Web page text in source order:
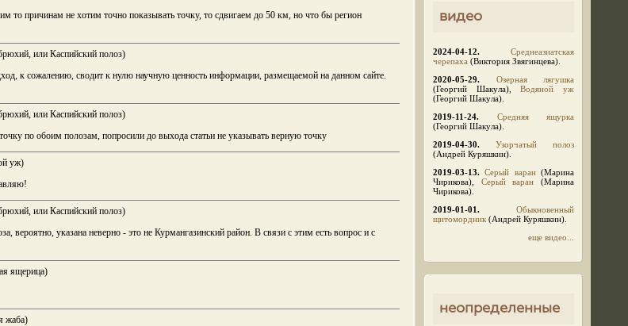
то причинам не хотим точно показывать точку, то сдвигаем до 50 км, но что бы регион
или Каспийский полоз)
к сожалению, сводит к нулю научную ценность информации, размещаемой на данном сайте.
или Каспийский полоз)
по обоим полозам, попросили до выхода статьи не указывать верную точку
уж)
или Каспийский полоз)
вероятно, указана неверно - это не Курмангазинский район. В связи с этим есть вопрос и с
ящерица)
жаба)
видео
2024-04-12.
Среднеазиатская
черепаха (Виктория Звягинцева).
2020-05-29.
Озерная лягушка
(Георгий Шакула),Водяной уж
(Георгий Шакула).
2019-11-24.
Средняя ящурка
(Георгий Шакула).
2019-04-30.
Узорчатый полоз
(Андрей Куряшкин).
2019-03-13. Серый варан(Марина
Чирикова), Серый варан (Марина
Чирикова).
2019-01-01.
Обыкновенный
щитомордник (Андрей Куряшкин).
еще видео...
неопределенные